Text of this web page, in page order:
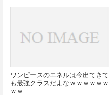
ワンピースのエネルは今出てきて
も最強クラスだよなｗｗｗｗｗｗ
ｗｗ